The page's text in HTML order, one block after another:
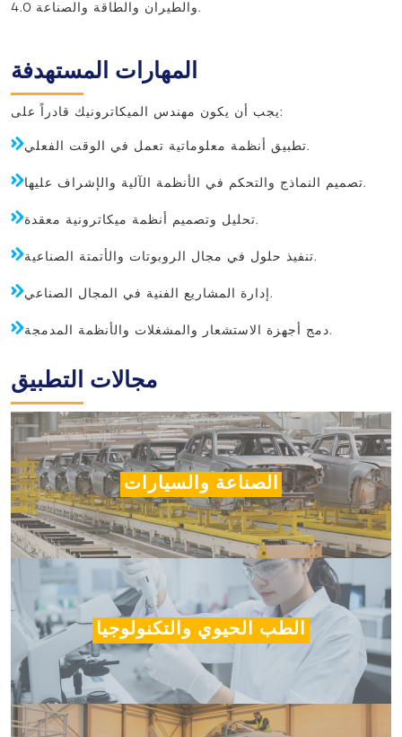
والطيران والطاقة والصناعة 4.0.
المهارات المستهدفة
يجب أن يكون مهندس الميكاترونيك قادراً على:
تطبيق أنظمة معلوماتية تعمل في الوقت الفعلي.
تصميم النماذج والتحكم في الأنظمة الآلية والإشراف عليها.
تحليل وتصميم أنظمة ميكاترونية معقدة.
تنفيذ حلول في مجال الروبوتات والأتمتة الصناعية.
إدارة المشاريع الفنية في المجال الصناعي.
دمج أجهزة الاستشعار والمشغلات والأنظمة المدمجة.
مجالات التطبيق
الصناعة والسيارات
الطب الحيوي والتكنولوجيا